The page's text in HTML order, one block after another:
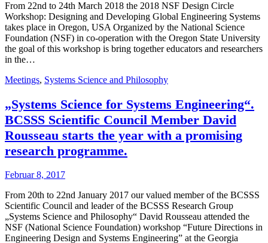
From 22nd to 24th March 2018 the 2018 NSF Design Circle
Workshop: Designing and Developing Global Engineering Systems
takes place in Oregon, USA Organized by the National Science
Foundation (NSF) in co-operation with the Oregon State University
the goal of this workshop is bring together educators and researchers
in the…
Meetings, Systems Science and Philosophy
„Systems Science for Systems Engineering“.
BCSSS Scientific Council Member David
Rousseau starts the year with a promising
research programme.
Februar 8, 2017
From 20th to 22nd January 2017 our valued member of the BCSSS
Scientific Council and leader of the BCSSS Research Group
„Systems Science and Philosophy“ David Rousseau attended the
NSF (National Science Foundation) workshop “Future Directions in
Engineering Design and Systems Engineering” at the Georgia